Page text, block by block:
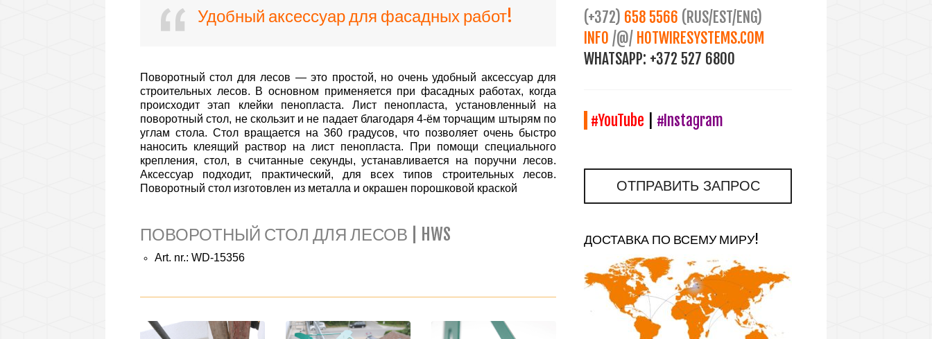
Удобный аксессуар для фасадных работ!
Поворотный стол для лесов — это простой, но очень удобный аксессуар для
строительных лесов. В основном применяется при фасадных работах, когда
происходит этап клейки пенопласта. Лист пенопласта, установленный на
поворотный стол, не скользит и не падает благодаря 4-ём торчащим штырям по
углам стола. Стол вращается на 360 градусов, что позволяет очень быстро
наносить клеящий раствор на лист пенопласта. При помощи специального
крепления, стол, в считанные секунды, устанавливается на поручни лесов.
Аксессуар подходит, практический, для всех типов строительных лесов.
Поворотный стол изготовлен из металла и окрашен порошковой краской
ПОВОРОТНЫЙ СТОЛ ДЛЯ ЛЕСОВ | HWS
Art. nr.: WD-15356
(+372) 658 5566 (RUS/EST/ENG)
INFO/@/ HOTWIRESYSTEMS.COM
WHATSAPP: +372 527 6800
#YouTube #Instagram
ОТПРАВИТЬ ЗАПРОС
ДОСТАВКА ПО ВСЕМУ МИРУ!